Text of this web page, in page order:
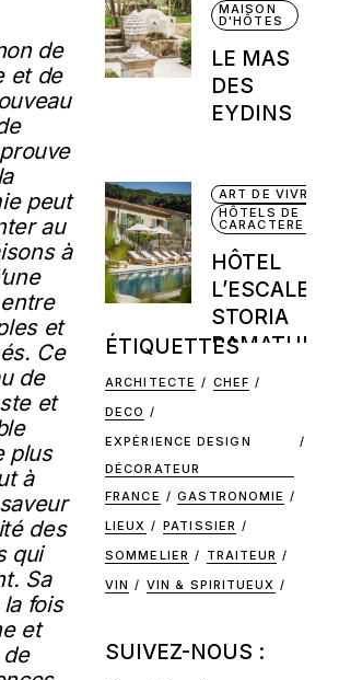
de
et de
peut
au
à
et
Ce
de
et
plus
à
des
qui
Sa
fois
et
MAISON
D'HÔTES
LE MAS
DES
EYDINS
ART DE VIVRE
HÔTELS DE
CARACTERE
HÔTEL
L’ESCALET –
STORIA
ÉTIQUETTES
ARCHITECTE
CHEF
DECO
EXPÉRIENCE DESIGN
DÉCORATEUR
FRANCE
GASTRONOMIE
LIEUX
PATISSIER
SOMMELIER
TRAITEUR
VIN
VIN & SPIRITUEUX
SUIVEZ-NOUS :